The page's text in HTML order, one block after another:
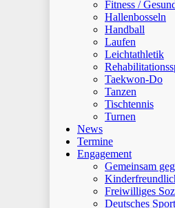
Fitness /
Hallenbosseln
Handball
Laufen
Leichtathletik
Taekwon-Do
Tanzen
Tischtennis
Turnen
News
Termine
Engagement
Gemeinsam
Freiwilliges
Deutsches